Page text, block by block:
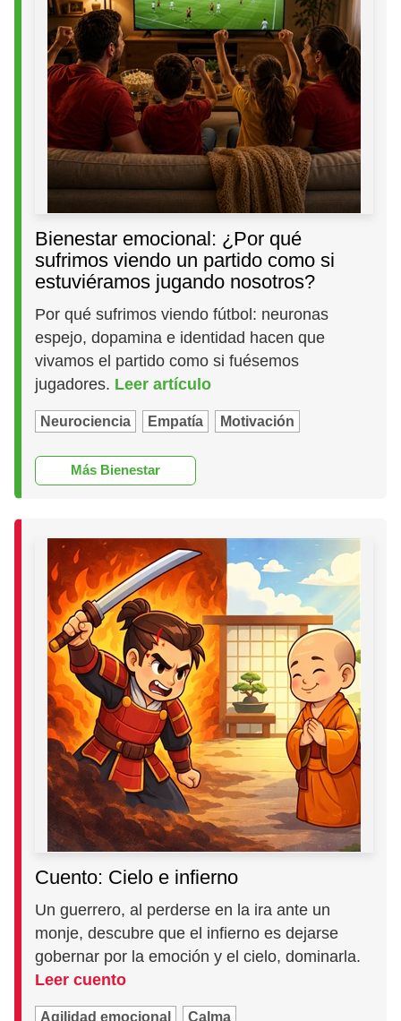
Bienestar emocional: ¿Por qué
sufrimos viendo un partido como si
estuviéramos jugando nosotros?
Por qué sufrimos viendo fútbol: neuronas
espejo, dopamina e identidad hacen que
vivamos el partido como si fuésemos
jugadores. Leer artículo
Neurociencia Empatía Motivación
Más Bienestar
Cuento: Cielo e infierno
Un guerrero, al perderse en la ira ante un
monje, descubre que el infierno es dejarse
gobernar por la emoción y el cielo, dominarla.
Leer cuento
Agilidad emocional Calma